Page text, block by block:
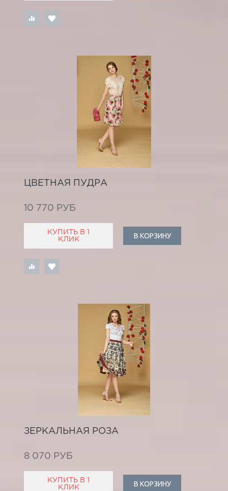
ЦВЕТНАЯ ПУДРА
10 770 РУБ
КУПИТЬ В 1
КЛИК
В КОРЗИНУ
ЗЕРКАЛЬНАЯ РОЗА
8 070 РУБ
КУПИТЬ В 1
КЛИК
В КОРЗИНУ